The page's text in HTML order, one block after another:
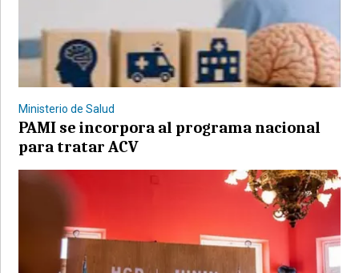
Ministerio de Salud
PAMI se incorpora al programa nacional
para tratar ACV